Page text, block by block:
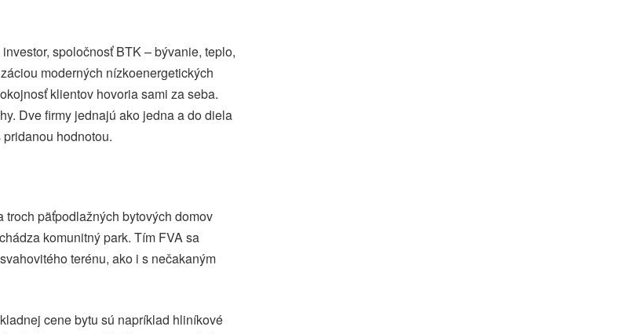
spoločnosť BTK – bývanie, teplo,
moderných nízkoenergetických
klientov hovoria sami za seba.
Dve firmy jednajú ako jedna a do diela
hodnotou.
päťpodlažných bytových domov
komunitný park. Tím FVA sa
terénu, ako i s nečakaným
cene bytu sú napríklad hliníkové